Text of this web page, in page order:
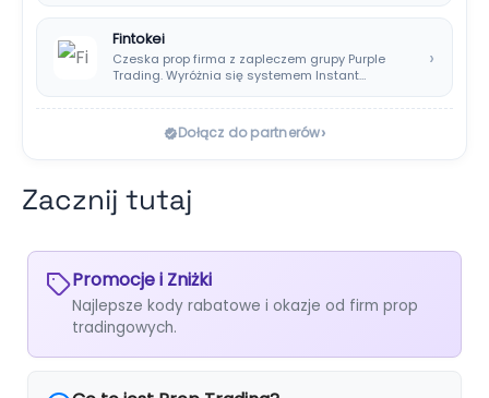
Fintokei
Czeska prop firma z zapleczem grupy Purple
Trading. Wyróżnia się systemem Instant
›
Dołącz do partnerów›
Zacznij tutaj
Promocje i Zniżki
Najlepsze kody rabatowe i okazje od firm prop
tradingowych.